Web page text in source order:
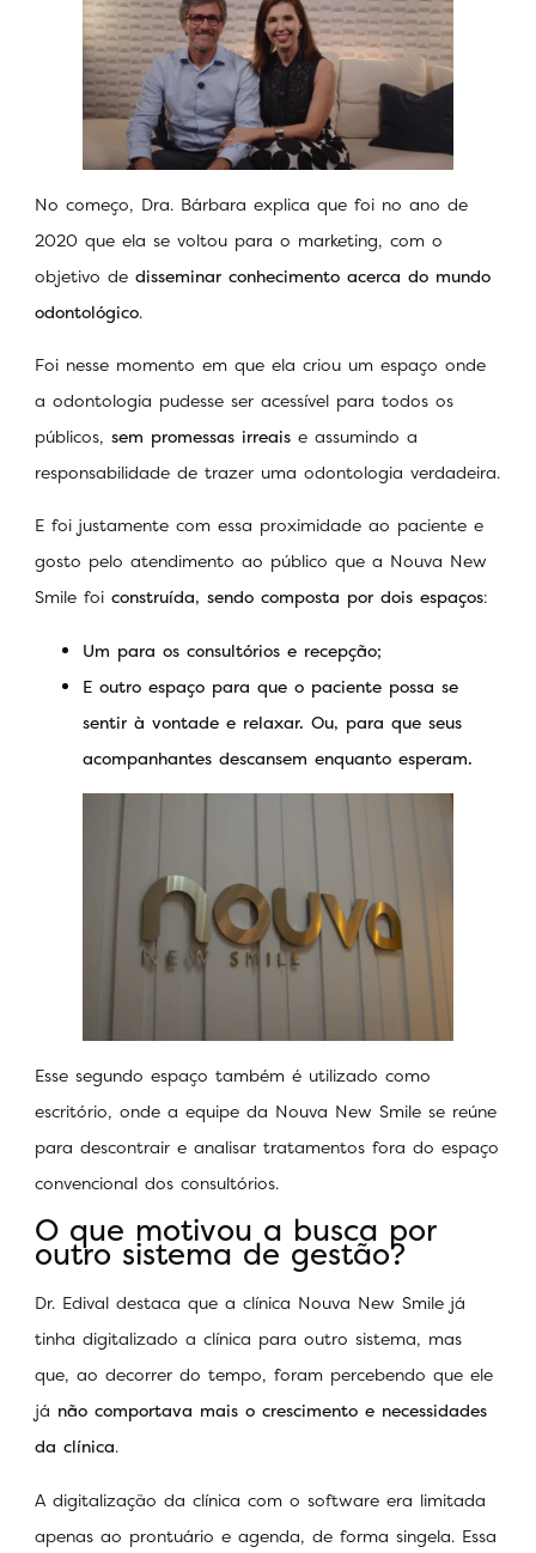
No começo, Dra. Bárbara explica que foi no ano de
2020 que ela se voltou para o marketing, com o
objetivo de disseminar conhecimento acerca do mundo
odontológico.
Foi nesse momento em que ela criou um espaço onde
a odontologia pudesse ser acessível para todos os
públicos, sem promessas irreais e assumindo a
responsabilidade de trazer uma odontologia verdadeira.
E foi justamente com essa proximidade ao paciente e
gosto pelo atendimento ao público que a Nouva New
Smile foi construída, sendo composta por dois espaços:
Um para os consultórios e recepção;
E outro espaço para que o paciente possa se
sentir à vontade e relaxar. Ou, para que seus
acompanhantes descansem enquanto esperam.
Esse segundo espaço também é utilizado como
escritório, onde a equipe da Nouva New Smile se reúne
para descontrair e analisar tratamentos fora do espaço
convencional dos consultórios.
O que motivou a busca por
outro sistema de gestão?
Dr. Edival destaca que a clínica Nouva New Smile já
tinha digitalizado a clínica para outro sistema, mas
que, ao decorrer do tempo, foram percebendo que ele
já não comportava mais o crescimento e necessidades
da clínica.
A digitalização da clínica com o software era limitada
apenas ao prontuário e agenda, de forma singela. Essa